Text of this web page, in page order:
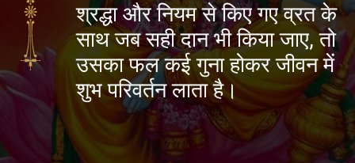
श्रद्धा और नियम से किए गए व्रत के
साथ जब सही दान भी किया जाए, तो
उसका फल कई गुना होकर जीवन में
शुभ परिवर्तन लाता है।